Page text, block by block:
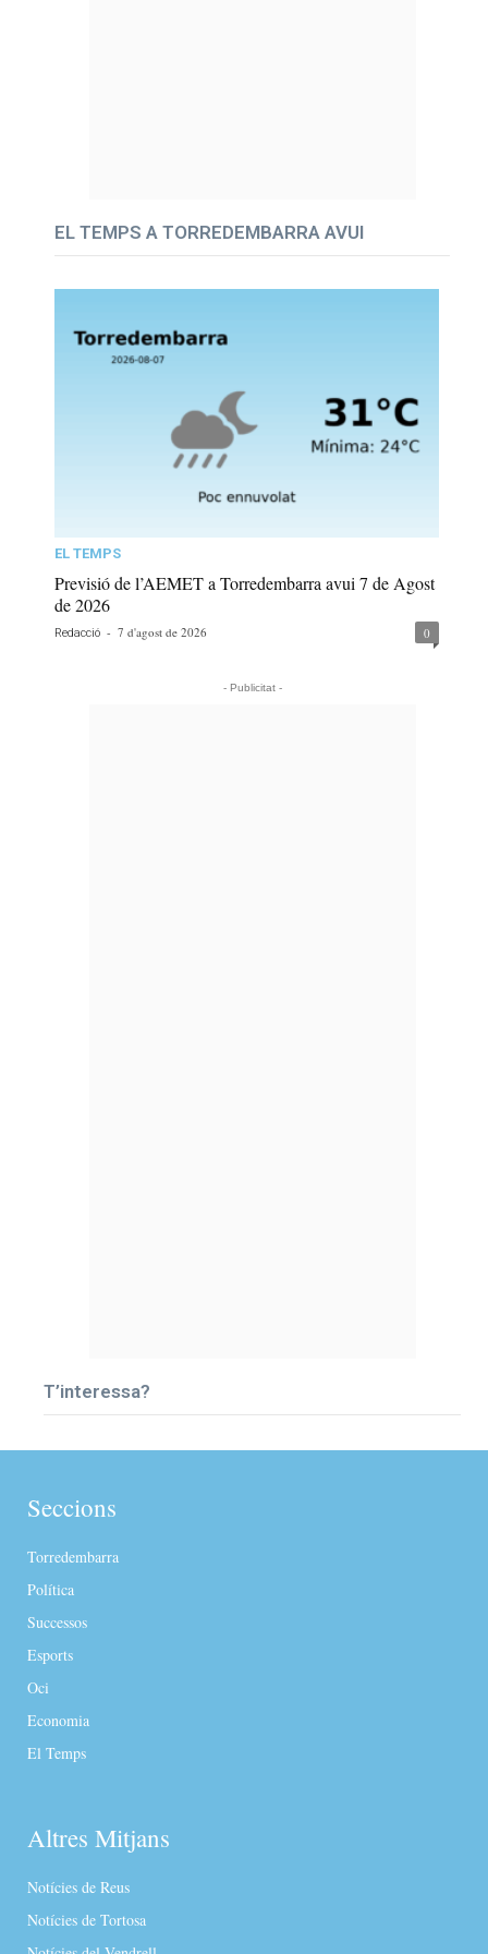
EL TEMPS A TORREDEMBARRA AVUI
EL TEMPS
Previsió de l’AEMET a Torredembarra avui 7 de Agost
de 2026
Redacció - 7 d'agost de 2026 0
- Publicitat -
T’interessa?
Seccions
Torredembarra
Política
Successos
Esports
Oci
Economia
El Temps
Altres Mitjans
Notícies de Reus
Notícies de Tortosa